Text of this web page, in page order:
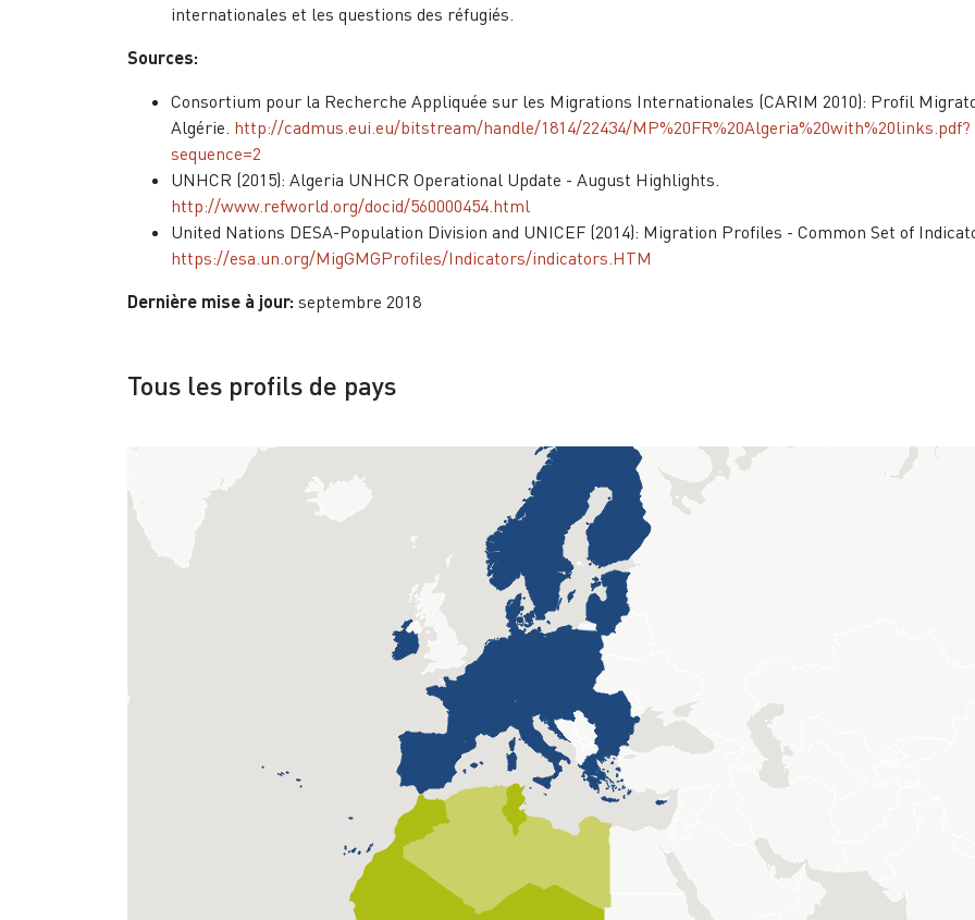
internationales et les questions des réfugiés.
Sources:
Consortium pour la Recherche Appliquée sur les Migrations Internationales (CARIM 2010): Profil
Algérie. http://cadmus.eui.eu/bitstream/handle/1814/22434/MP%20FR%20Algeria%20with%20links.pdf?
sequence=2
UNHCR (2015): Algeria UNHCR Operational Update - August Highlights.
http://www.refworld.org/docid/560000454.html
United Nations DESA-Population Division and UNICEF (2014): Migration Profiles - Common Set of
https://esa.un.org/MigGMGProfiles/Indicators/indicators.HTM
Dernière mise à jour: septembre 2018
Tous les profils de pays